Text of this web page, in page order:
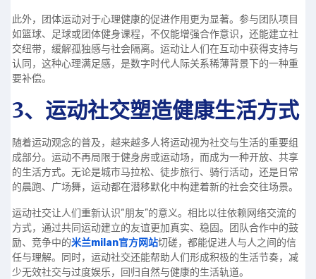
此外，团体运动对于心理健康的促进作用更为显著。参与团队项目
如篮球、足球或团体健身课程，不仅能增强合作意识，还能建立社
交纽带，缓解孤独感与社会隔离。运动让人们在互动中获得支持与
认同，这种心理满足感，是数字时代人际关系稀薄背景下的一种重
要补偿。
3、运动社交塑造健康生活方式
随着运动观念的普及，越来越多人将运动视为社交与生活的重要组
成部分。运动不再局限于健身房或运动场，而成为一种开放、共享
的生活方式。无论是城市马拉松、徒步旅行、骑行活动，还是日常
的晨跑、广场舞，运动都在潜移默化中构建着新的社会交往场景。
运动社交让人们重新认识“朋友”的意义。相比以往依赖网络交流的
方式，通过共同运动建立的友谊更加真实、稳固。团队合作中的鼓
励、竞争中的米兰milan官方网站切磋，都能促进人与人之间的信
任与理解。同时，运动社交还能帮助人们形成积极的生活节奏，减
少无效社交与过度娱乐，回归自然与健康的生活轨道。